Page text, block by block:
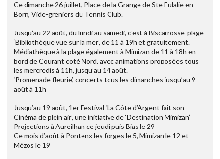
Ce dimanche 26 juillet, Place de la Grange de Ste Eulalie en
Born, Vide-greniers du Tennis Club.
Jusqu’au 22 août, du lundi au samedi, c’est à Biscarrosse-plage
‘Bibliothèque vue sur la mer’, de 11 à 19h et gratuitement.
Médiathèque à la plage également à Mimizan de 11 à 18h en
bord de Courant coté Nord, avec animations proposées tous
les mercredis à 11h, jusqu’au 14 août.
‘Promenade fleurie’, concerts tous les dimanches jusqu’au 9
août à 11h
Jusqu’au 19 août, 1er Festival ‘La Côte d’Argent fait son
Cinéma de plein air’, une initiative de ‘Destination Mimizan’
Projections à Aureilhan ce jeudi puis Bias le 29
Ce mois d’août à Pontenx les forges le 5, Mimizan le 12 et
Mézos le 19